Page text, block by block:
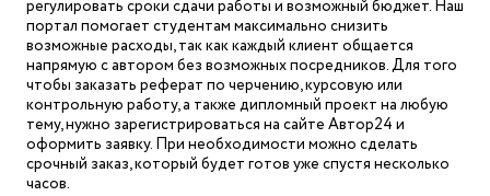
регулировать сроки сдачи работы и возможный бюджет. Наш
портал помогает студентам максимально снизить
возможные расходы, так как каждый клиент общается
напрямую с автором без возможных посредников. Для того
чтобы заказать реферат по черчению, курсовую или
контрольную работу, а также дипломный проект на любую
тему, нужно зарегистрироваться на сайте Автор24 и
оформить заявку. При необходимости можно сделать
срочный заказ, который будет готов уже спустя несколько
часов.